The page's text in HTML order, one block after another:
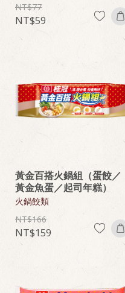
77
59
黃金百搭火鍋組（蛋餃／
黃金魚蛋／起司年糕）
火鍋餃類
166
159